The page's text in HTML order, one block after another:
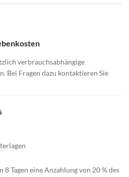
verbrauchsabhängige
Bei Fragen dazu kontaktieren Sie
Tagen eine Anzahlung von 20 % des